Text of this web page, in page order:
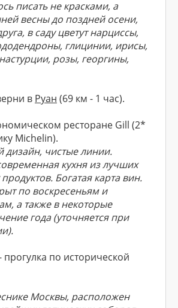
писать не красками, а
весны до поздней осени,
в саду цветут нарциссы,
глицинии, ирисы,
розы, георгины,
в Руан (69 км - 1 час).
ресторане Gill (2*
Michelin).
дизайн, чистые линии.
кухня из лучших
Богатая карта вин.
по воскресеньям и
а также в некоторые
года (уточняется при
по исторической
Москвы, расположен